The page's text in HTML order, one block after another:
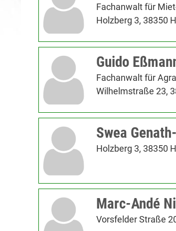
Fachanwalt für
Holzberg 3, 38350
Guido
Fachanwalt für
Wilhelmstraße 23,
Swea
Holzberg 3, 38350
Marc-Andé
Vorsfelder Straße